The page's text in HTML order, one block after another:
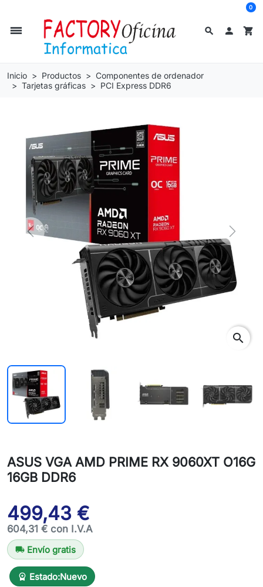
search
dehaze  shopping_cart
0
Inicio Productos
Componentes de ordenador
Tarjetas gráficas
PCI Express DDR6
Previous Next
search
ASUS VGA AMD PRIME RX 9060XT O16G
16GB DDR6
499,43 €
604,31 € con I.V.A
local_shipping Envío gratis
workspace_premium Estado:Nuevo